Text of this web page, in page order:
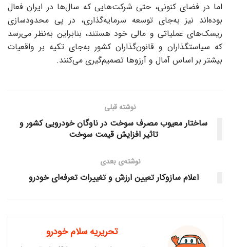
اما در فضای کنونی، حتی شرکت‌هایی که سال‌ها در ایران فعال
بوده‌اند نیز به‌‌‌‌‌جای توسعه سرمایه‌گذاری، در پی محدودسازی
ریسک‌های عملیاتی و مالی خود هستند، بنابراین به‌نظر می‌رسد
که سیاستگذاران و قانون‌گذاران کشور به‌جای تکیه بر واقعیات
بیشتر بر اساس آمال و آرزوها تصمیم‌گیری می‌کنند.
نوشته قبلی
ساختار معیوب مصرف سوخت در ناوگان خودرویی کشور و
تاثیر افزایش قیمت سوخت
نوشته‌ی بعدی
اعلام سازوکار تعیین ارزش و تغییرات تعرفه‌‌‌‌‌ای خودرو‌‌‌‌‌
تحریریه سلام خودرو